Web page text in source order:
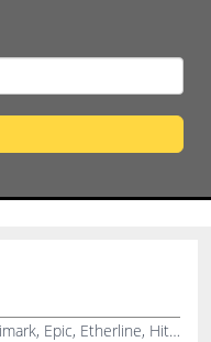
Olflex, Unitronic, Skintop, Silvyn, Fleximark, Epic, Etherline, Hitronic, Markeersystemen, Connectoren